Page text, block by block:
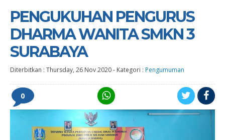
PENGUKUHAN PENGURUS
DHARMA WANITA SMKN 3
SURABAYA
Diterbitkan : Thursday, 26 Nov 2020- Kategori : Pengumuman
0